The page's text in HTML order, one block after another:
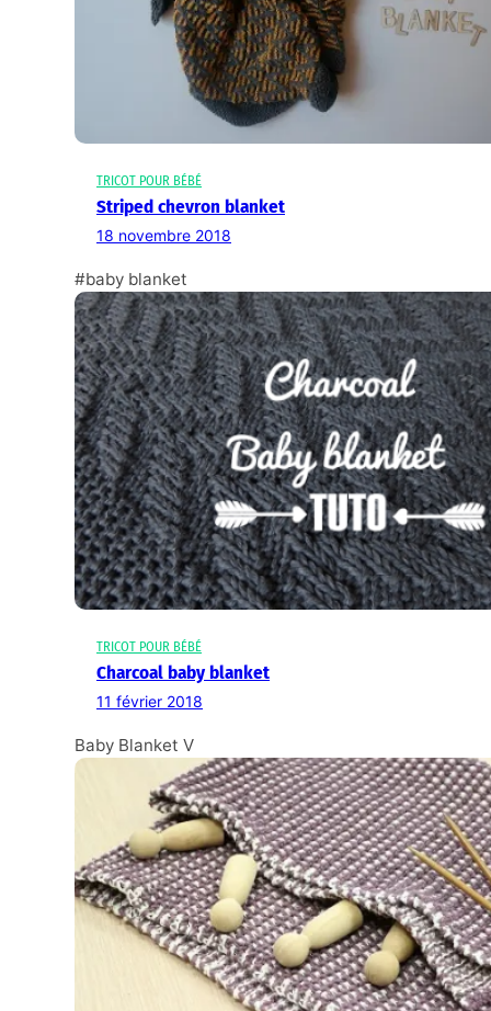
TRICOT POUR BÉBÉ
Striped chevron blanket
18 novembre 2018
#baby blanket
TRICOT POUR BÉBÉ
Charcoal baby blanket
11 février 2018
Baby Blanket V